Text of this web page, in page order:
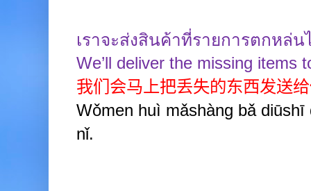
เราจะส่งสินค้าที่รายการตกหล่
We’ll deliver the missing items
我们会马上把丢失的东西发送
Wǒmen huì mǎshàng bǎ
nǐ.